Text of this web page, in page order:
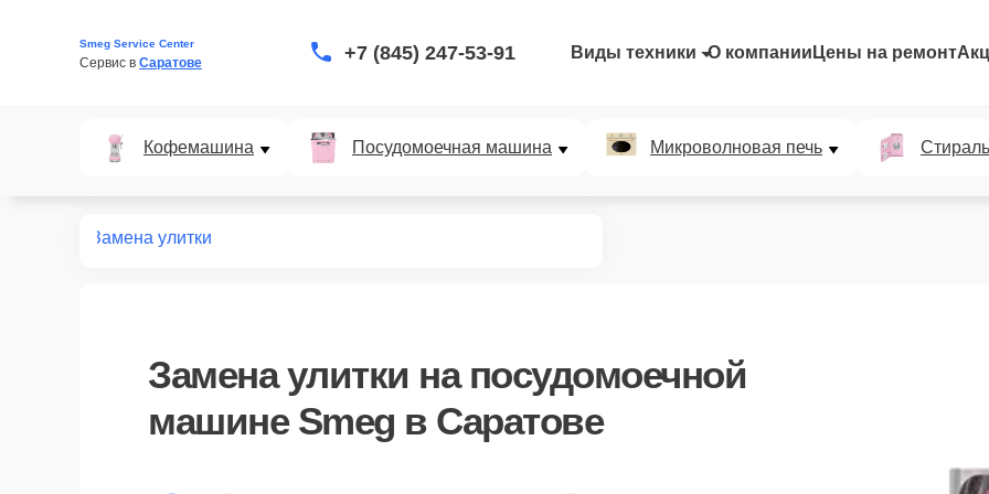
Smeg Service Center
Сервис в Саратове +7 (845) 247-53-91 Виды техники О компании Цены на ремонт
Кофемашина Посудомоечная машина Микроволновая печь
Замена улитки
Замена улитки на посудомоечной
машине Smeg в Саратове